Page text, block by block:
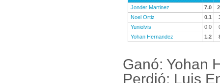
Jonder Martinez
7.0
Noel Ortiz
0.1
Yuniolvis
0.0
Yohan Hernandez
1.2
Ganó: Yohan
Perdió: Luis